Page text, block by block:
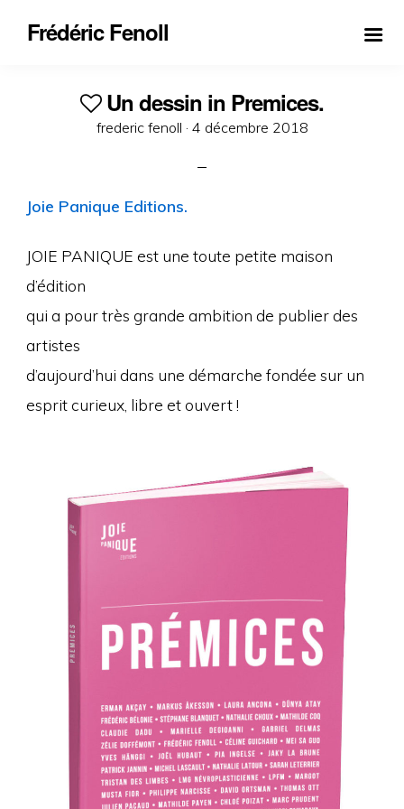
Frédéric Fenoll
Un dessin in Premices.
frederic fenoll · Posted
4 décembre 2018
Joie Panique Editions.
JOIE PANIQUE est une toute petite maison
d’édition
qui a pour très grande ambition de publier des
artistes
d’aujourd’hui dans une démarche fondée sur un
esprit curieux, libre et ouvert !